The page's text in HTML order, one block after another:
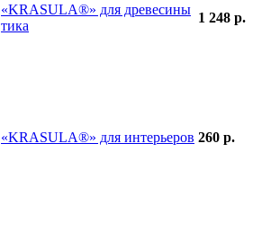
«KRASULA®» для древесины
тика
1 248 р.
«KRASULA®» для интерьеров 260 р.